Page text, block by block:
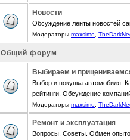
Новости
Обсуждение ленты новостей
Модераторы maxsimo
Общий форум
Выбираем и
Выбор и покупка автомобиля.
рейтинги. Обсуждение
Модераторы maxsimo
Ремонт и эксплуатация
Вопросы. Советы. Обмен